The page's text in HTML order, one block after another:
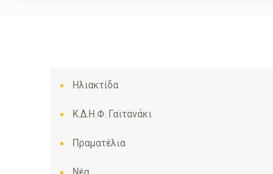
Ηλιακτίδα
Κ.Δ.Η.Φ. Γαϊτανάκι
Πραματέλια